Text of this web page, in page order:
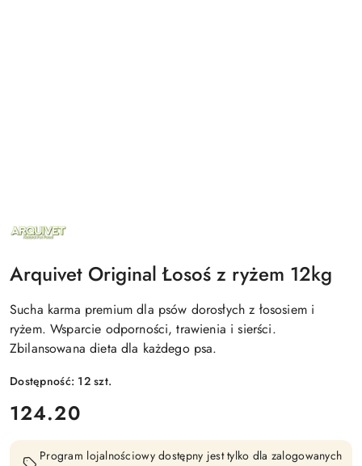
NAZWA
PRODUCENTA:
Arquivet Original Łosoś z ryżem 12kg
Sucha karma premium dla psów dorosłych z łososiem i
ryżem. Wsparcie odporności, trawienia i sierści.
Zbilansowana dieta dla każdego psa.
Dostępność: 12szt.
cena:
124.20
Program lojalnościowy dostępny jest tylko dla zalogowanych